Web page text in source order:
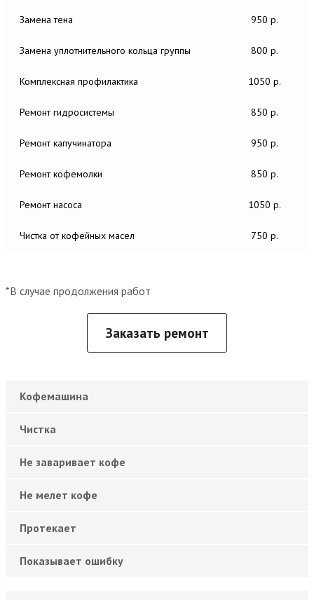
Замена тена 950 р.
Замена уплотнительного кольца группы 800 р.
Комплексная профилактика 1050 р.
Ремонт гидросистемы 850 р.
Ремонт капучинатора 950 р.
Ремонт кофемолки 850 р.
Ремонт насоса 1050 р.
Чистка от кофейных масел 750 р.
*В случае продолжения работ
Заказать ремонт
Кофемашина
Чистка
Не заваривает кофе
Не мелет кофе
Протекает
Показывает ошибку